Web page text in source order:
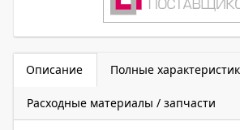
Описание Полные
Расходные материалы / запчасти